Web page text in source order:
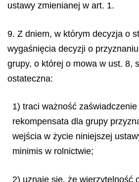
ustawy zmienianej w art. 1.
9. Z dniem, w którym decyzja o
wygaśnięcia decyzji o
grupy, o której o mowa w ust. 8,
ostateczna:
1) traci ważność
rekompensata dla grupy
wejścia w życie niniejszej
minimis w rolnictwie;
2) uznaje się, że wierzytelność